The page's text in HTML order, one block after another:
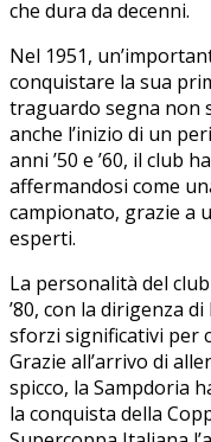
che dura da decenni.
Nel 1951,
conquistare la sua
traguardo segna non
anche l’inizio di un
anni ’50 e ’60, il club‍
⁤affermandosi come
campionato, grazie a
esperti.
La‌ personalità⁢ del
’80, ⁤con la dirigenza
sforzi significativi per
Grazie all’arrivo ⁤di
spicco, la Sampdoria
la conquista ⁤della